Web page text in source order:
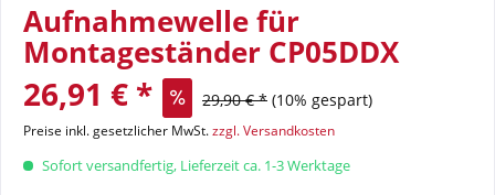
Aufnahmewelle für
Montageständer CP05DDX
26,91 € * 29,90 € * (10% gespart)
Preise inkl. gesetzlicher MwSt.zzgl. Versandkosten
Sofort versandfertig, Lieferzeit ca. 1-3 Werktage